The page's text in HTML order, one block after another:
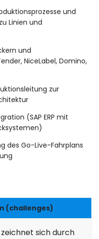
und
Linien und
und
NiceLabel, Domino,
zur
(SAP ERP mit
des Go-Live-Fahrplans
(challenges)
sich durch